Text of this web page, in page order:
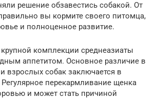
решение обзавестись собакой. От
вы кормите своего питомца,
и полноценное развитие.
комплекции среднеазиаты
аппетитом. Основное различие в
взрослых собак заключается в
перекармливание щенка
и может стать причиной